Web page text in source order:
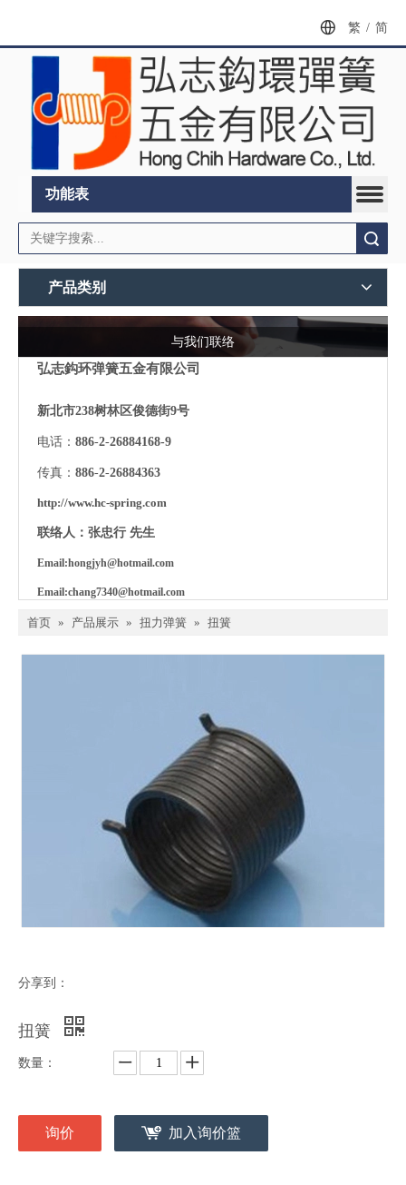
繁 / 简
功能表
产品类别
与我们联络
弘志鈎环弹簧五金有限公司
新北市238树林区俊德街9号
电话： 886-2-26884168-9
传真： 886-2-26884363
http://www.hc-spring.com
联络人：张忠行 先生
Email:hongjyh@hotmail.com
Email:chang7340@hotmail.com
首页 » 产品展示 » 扭力弹簧 » 扭簧
分享到：
扭簧
数量：
询价 加入询价篮